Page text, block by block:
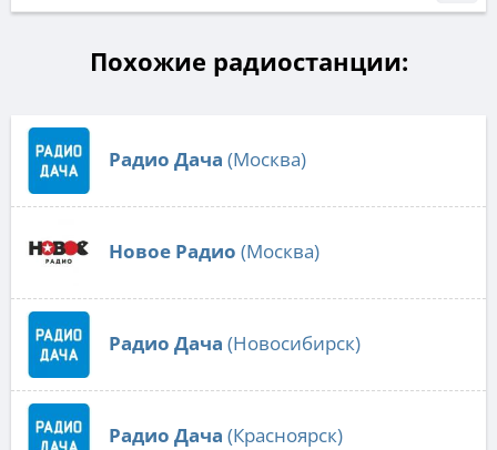
Похожие радиостанции:
Радио Дача (Москва)
Новое Радио (Москва)
Радио Дача (Новосибирск)
Радио Дача (Красноярск)